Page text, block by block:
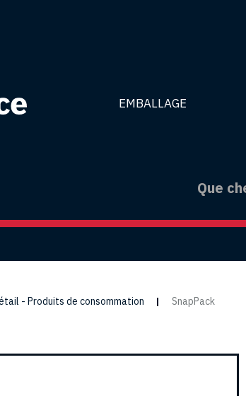
EMBALLAGE
- Produits de consommation SnapPack